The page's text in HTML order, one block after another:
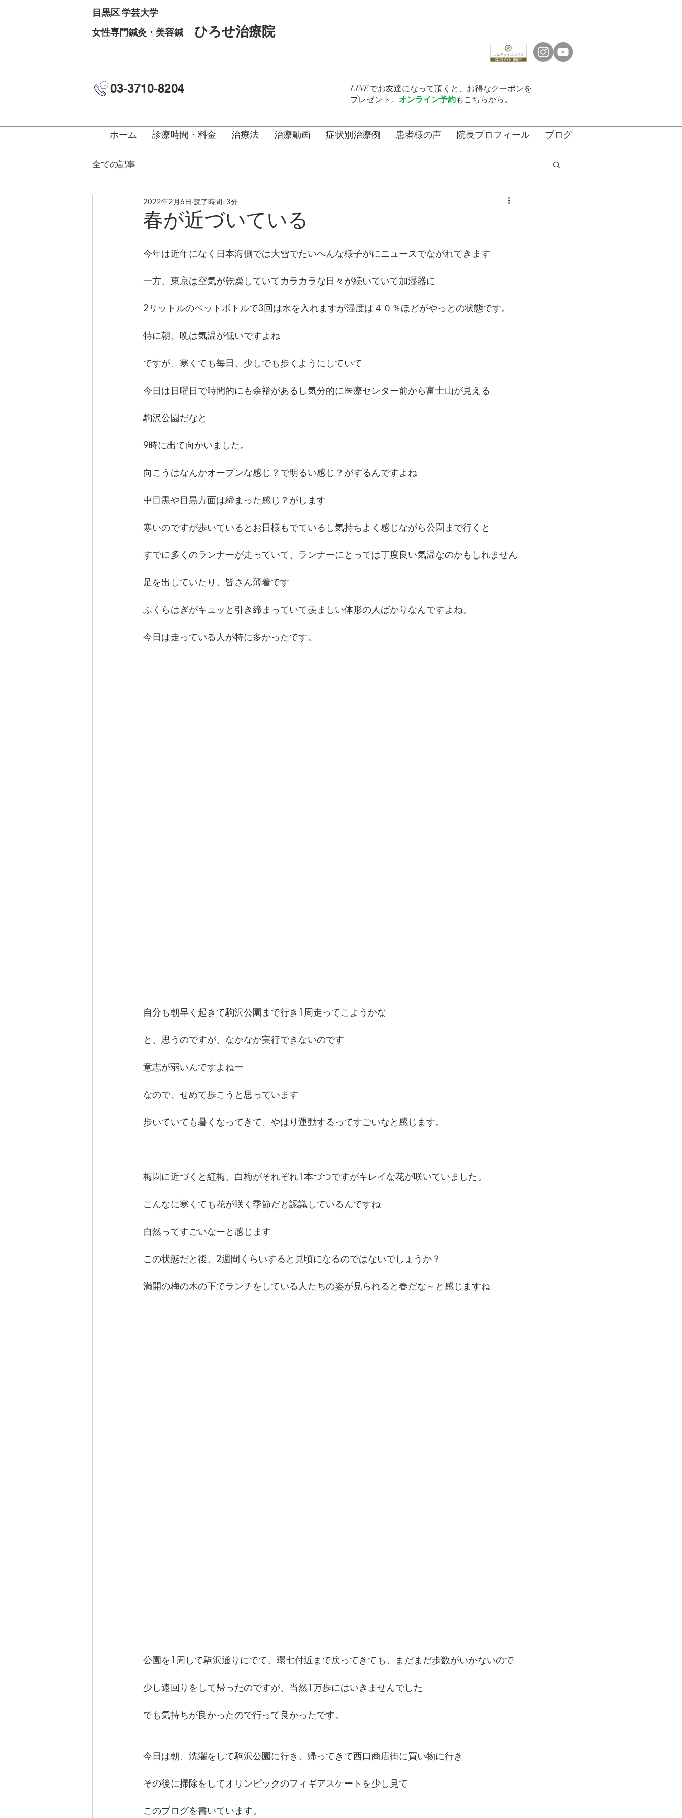
目黒区 学芸大学
女性専門鍼灸・美容鍼
ひろせ治療院
03-3710-8204
LINEでお友達になって頂くと、お得なクーポンを
プレゼント。 オンライン予約もこちらから。
ホーム 診療時間・料金 治療法 治療動画 症状別治療例 患者様の声 院長プロフィール ブログ
全ての記事
春が近づいている
2022年2月6日 読了時間: 3分
今年は近年になく日本海側では大雪でたいへんな様子がにニュースでながれてきます
一方、東京は空気が乾燥していてカラカラな日々が続いていて加湿器に
2リットルのペットボトルで3回は水を入れますが湿度は４０％ほどがやっとの状態です。
特に朝、晩は気温が低いですよね
ですが、寒くても毎日、少しでも歩くようにしていて
今日は日曜日で時間的にも余裕があるし気分的に医療センター前から富士山が見える
駒沢公園だなと
9時に出て向かいました。
向こうはなんかオープンな感じ？で明るい感じ？がするんですよね
中目黒や目黒方面は締まった感じ？がします
寒いのですが歩いているとお日様もでているし気持ちよく感じながら公園まで行くと
すでに多くのランナーが走っていて、ランナーにとっては丁度良い気温なのかもしれません
足を出していたり、皆さん薄着です
ふくらはぎがキュッと引き締まっていて羨ましい体形の人ばかりなんですよね。
今日は走っている人が特に多かったです。
自分も朝早く起きて駒沢公園まで行き1周走ってこようかな
と、思うのですが、なかなか実行できないのです
意志が弱いんですよねー
なので、せめて歩こうと思っています
歩いていても暑くなってきて、やはり運動するってすごいなと感じます。
梅園に近づくと紅梅、白梅がそれぞれ1本づつですがキレイな花が咲いていました。
こんなに寒くても花が咲く季節だと認識しているんですね
自然ってすごいなーと感じます
この状態だと後、2週間くらいすると見頃になるのではないでしょうか？
満開の梅の木の下でランチをしている人たちの姿が見られると春だな～と感じますね
公園を1周して駒沢通りにでて、環七付近まで戻ってきても、まだまだ歩数がいかないので
少し遠回りをして帰ったのですが、当然1万歩にはいきませんでした
でも気持ちが良かったので行って良かったです。
今日は朝、洗濯をして駒沢公園に行き、帰ってきて西口商店街に買い物に行き
その後に掃除をしてオリンピックのフィギアスケートを少し見て
このブログを書いています。